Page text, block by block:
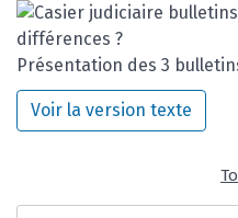
Présentation des 3
Voir la version texte